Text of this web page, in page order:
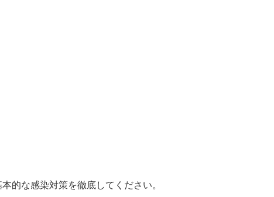
的な感染対策を徹底してください。